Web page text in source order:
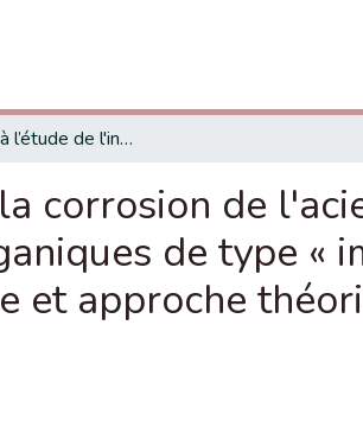
Contribution à l’étude de l'inhibition de la corrosion de l'acier au carbone en milieu 1M HCl par des composés organiques de type « imidazole » et « benzodiazépine »: Etude expérimentale et approche théorique
corrosion de
de type «
et approche